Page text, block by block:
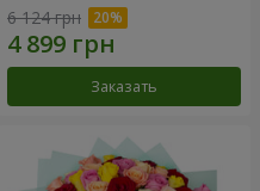
6 124 грн
Заказать